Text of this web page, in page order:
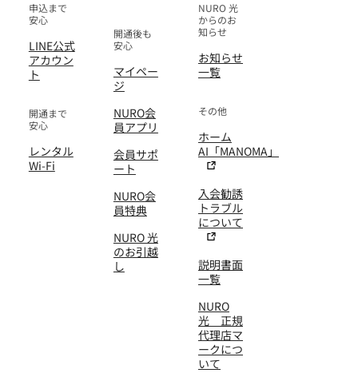
申込まで
安心
LINE公式
アカウン
ト
開通まで
安心
レンタル
Wi-Fi
開通後も
安心
マイペー
ジ
NURO会
員アプリ
会員サポ
ート
NURO会
員特典
NURO 光
のお引越
し
NURO 光
からのお
知らせ
お知らせ
一覧
その他
ホーム
AI「MANOMA」
入会勧誘
トラブル
について
説明書面
一覧
NURO
光 正規
代理店マ
ークにつ
いて